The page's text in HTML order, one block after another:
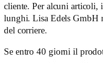
cliente. Per alcuni articoli,
lunghi. Lisa Edels GmbH
del corriere.
Se entro 40 giorni il